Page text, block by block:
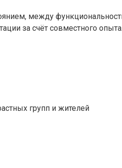
между
за счёт совместного
групп и жителей